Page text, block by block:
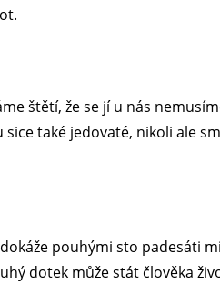
štětí, že se jí u nás
také jedovaté, nikoli ale
pouhými sto padesáti
dotek může stát člověka